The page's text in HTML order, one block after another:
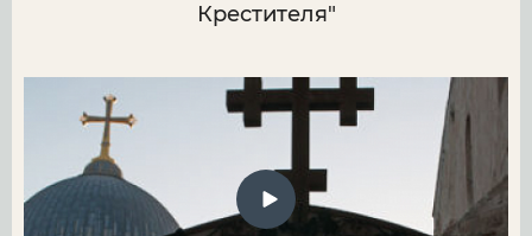
Крестителя"